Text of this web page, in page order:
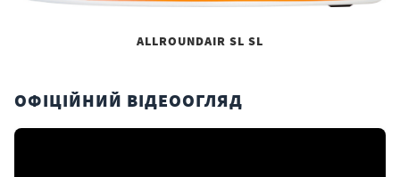
ALLROUNDAIR SL SL
ОФІЦІЙНИЙ ВІДЕООГЛЯД